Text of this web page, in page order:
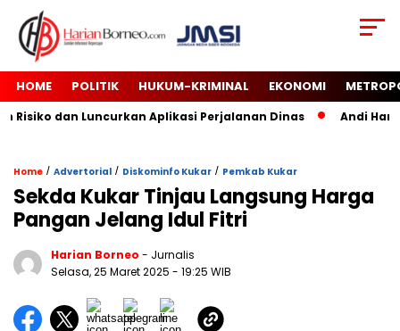
HOME POLITIK HUKUM-KRIMINAL EKONOMI
dan Luncurkan Aplikasi Perjalanan Dinas Andi
Home / Advertorial / Diskominfo Kukar / Pemkab Kukar
Sekda Kukar Tinjau Langsung Harga
Pangan Jelang Idul Fitri
Harian Borneo - Jurnalis
Selasa, 25 Maret 2025 - 19:25 WIB